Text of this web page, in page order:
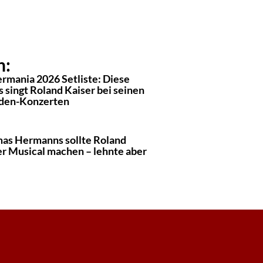
2026 Setliste: Diese
singt Roland Kaiser bei seinen
Konzerten
Hermanns sollte Roland
Musical machen – lehnte aber